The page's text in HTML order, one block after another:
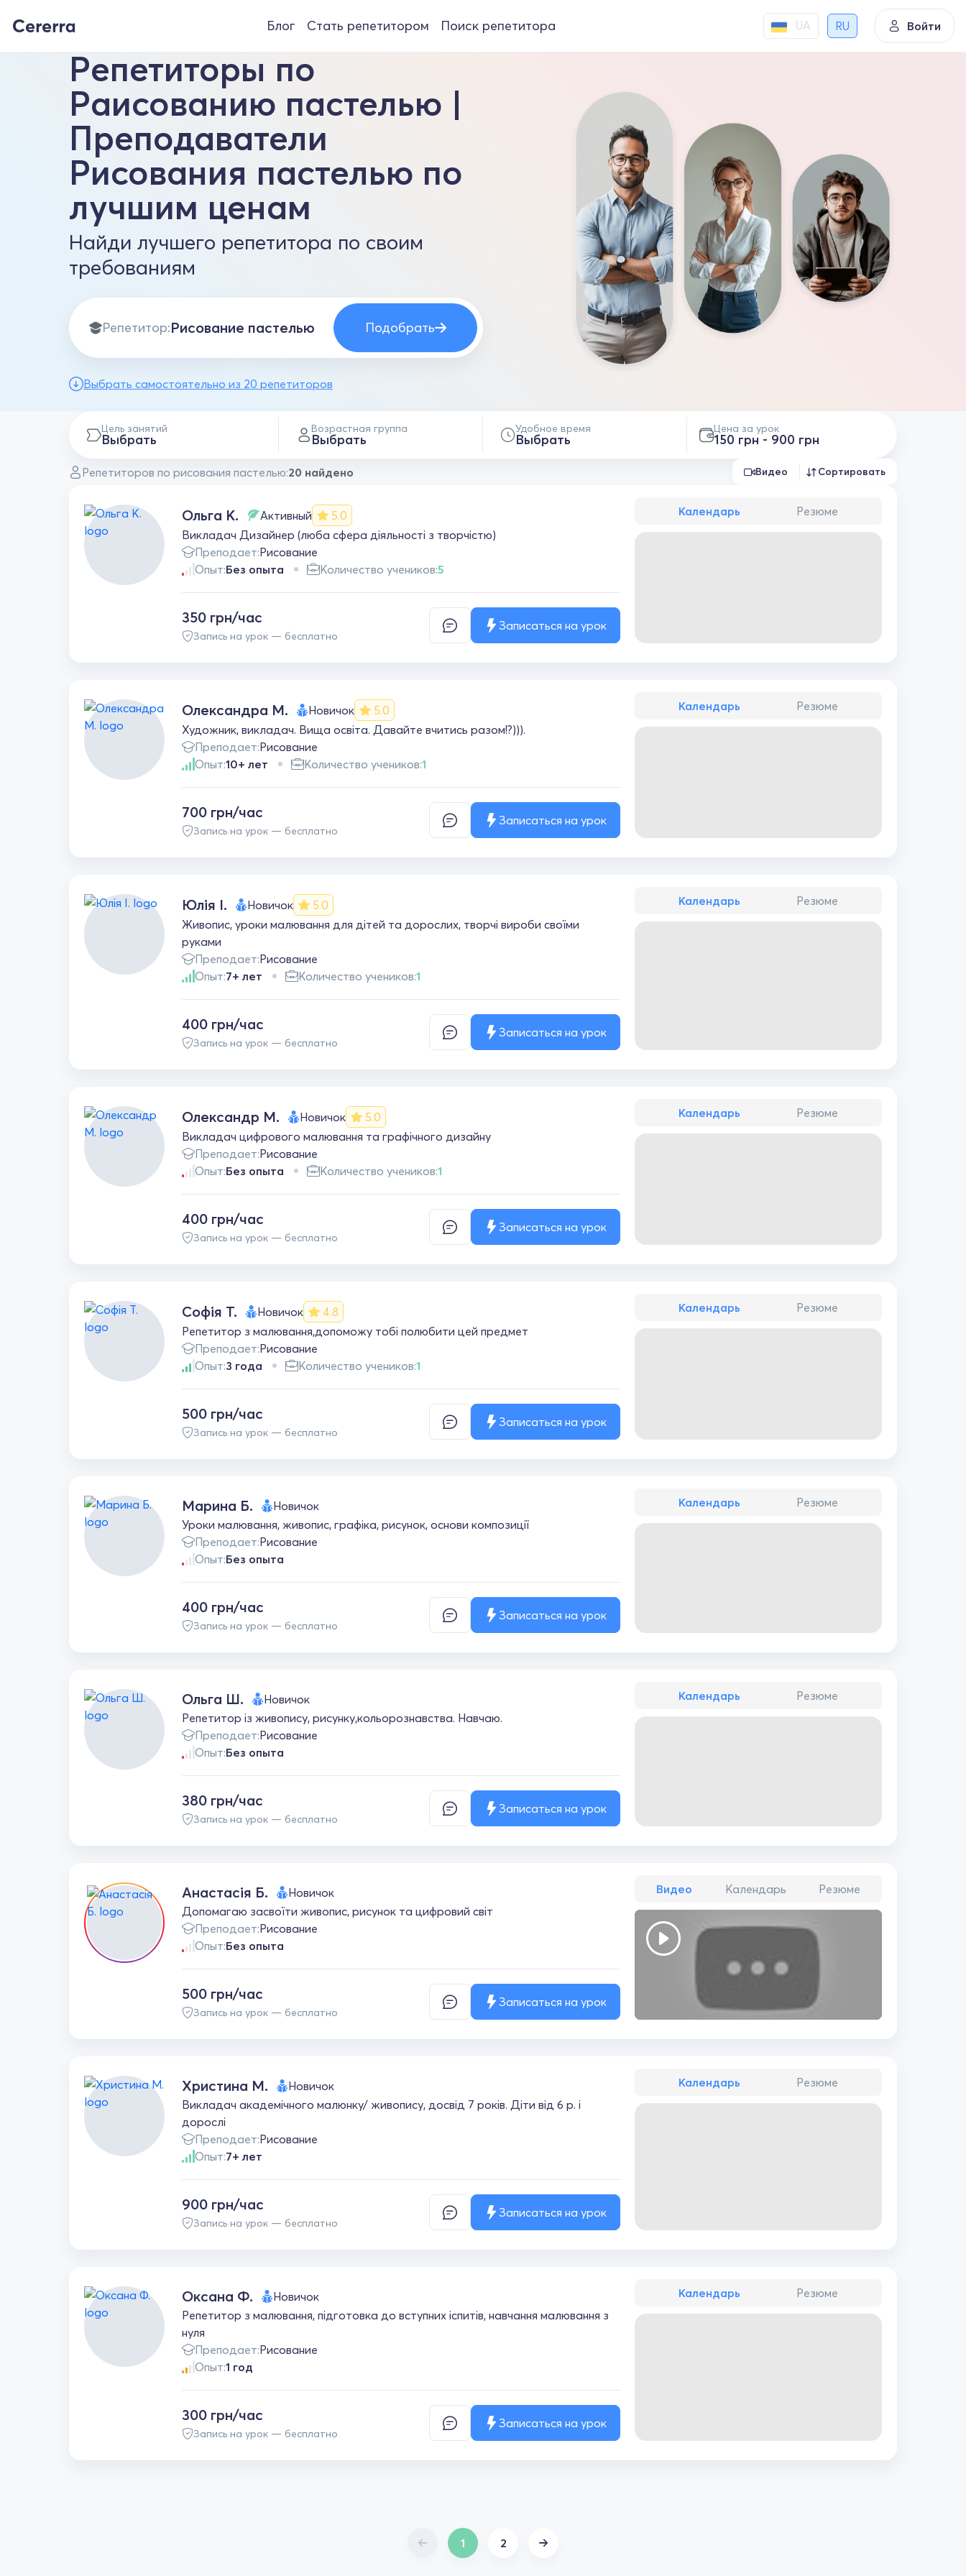
Блог Стать репетитором Поиск репетитора UA RU Войти
Репетиторы по
Раисованию пастелью |
Преподаватели
Рисования пастелью по
лучшим ценам
Найди лучшего репетитора по своим
требованиям
Репетитор: Подобрать
Выбрать самостоятельно из 20 репетиторов
Цель занятий
Выбрать
Возрастная группа
Выбрать
Удобное время
Выбрать
Цена за урок
150 грн - 900 грн
Репетиторов по рисования пастелью:20 найдено Видео Сортировать
Ольга К. Активный
5.0
Викладач Дизайнер (люба сфера діяльності з творчістю)
Преподает:Рисование
Опыт:Без опыта Количество учеников:5
350 грн/час
Запись на урок — бесплатно
Записаться на урок
Календарь Резюме
Олександра М. Новичок
5.0
Художник, викладач. Вища освіта. Давайте вчитись разом!?))).
Преподает:Рисование
Опыт:10+ лет Количество учеников:1
700 грн/час
Запись на урок — бесплатно
Записаться на урок
Календарь Резюме
Юлія І. Новичок
5.0
Живопис, уроки малювання для дітей та дорослих, творчі вироби своїми
руками
Преподает:Рисование
Опыт:7+ лет Количество учеников:1
400 грн/час
Запись на урок — бесплатно
Записаться на урок
Календарь Резюме
Олександр М. Новичок
5.0
Викладач цифрового малювання та графічного дизайну
Преподает:Рисование
Опыт:Без опыта Количество учеников:1
400 грн/час
Запись на урок — бесплатно
Записаться на урок
Календарь Резюме
Софія Т. Новичок
4.8
Репетитор з малювання,допоможу тобі полюбити цей предмет
Преподает:Рисование
Опыт:3 года Количество учеников:1
500 грн/час
Запись на урок — бесплатно
Записаться на урок
Календарь Резюме
Марина Б.
Новичок
Уроки малювання, живопис, графіка, рисунок, основи композиції
Преподает:Рисование
Опыт:Без опыта
400 грн/час
Запись на урок — бесплатно
Записаться на урок
Календарь Резюме
Ольга Ш.
Новичок
Репетитор із живопису, рисунку,кольорознавства. Навчаю.
Преподает:Рисование
Опыт:Без опыта
380 грн/час
Запись на урок — бесплатно
Записаться на урок
Календарь Резюме
Анастасія Б.
Новичок
Допомагаю засвоїти живопис, рисунок та цифровий світ
Преподает:Рисование
Опыт:Без опыта
500 грн/час
Запись на урок — бесплатно
Записаться на урок
Видео Календарь Резюме
Христина М.
Новичок
Викладач академічного малюнку/ живопису, досвід 7 років. Діти від 6 р. і
дорослі
Преподает:Рисование
Опыт:7+ лет
900 грн/час
Запись на урок — бесплатно
Записаться на урок
Календарь Резюме
Оксана Ф.
Новичок
Репетитор з малювання, підготовка до вступних іспитів, навчання малювання з
нуля
Преподает:Рисование
Опыт:1 год
300 грн/час
Запись на урок — бесплатно
Записаться на урок
Календарь Резюме
1 2